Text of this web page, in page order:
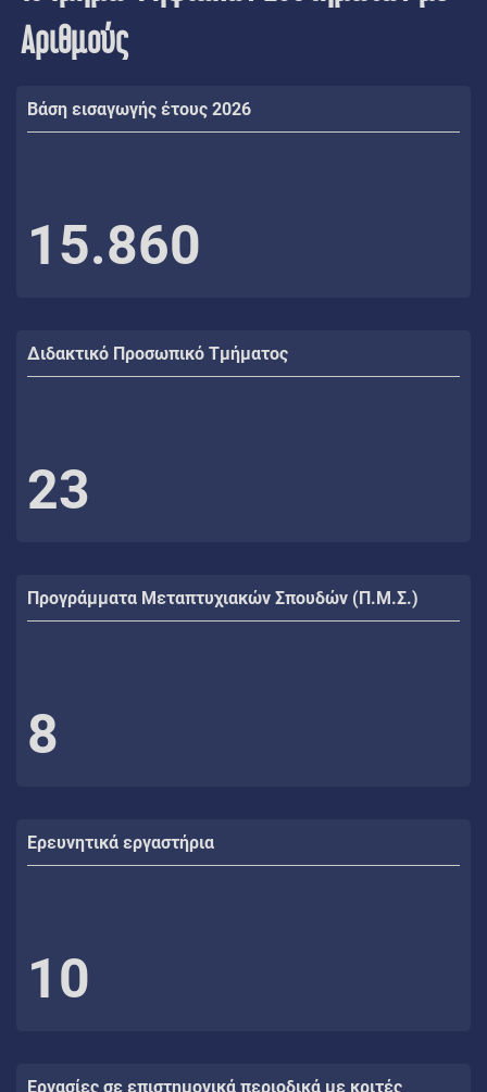
Αριθμούς
Βάση εισαγωγής έτους 2026
15.860
Διδακτικό Προσωπικό Τμήματος
23
Προγράμματα Μεταπτυχιακών Σπουδών (Π.Μ.Σ.)
8
Ερευνητικά εργαστήρια
10
Εργασίες σε επιστημονικά περιοδικά με κριτές